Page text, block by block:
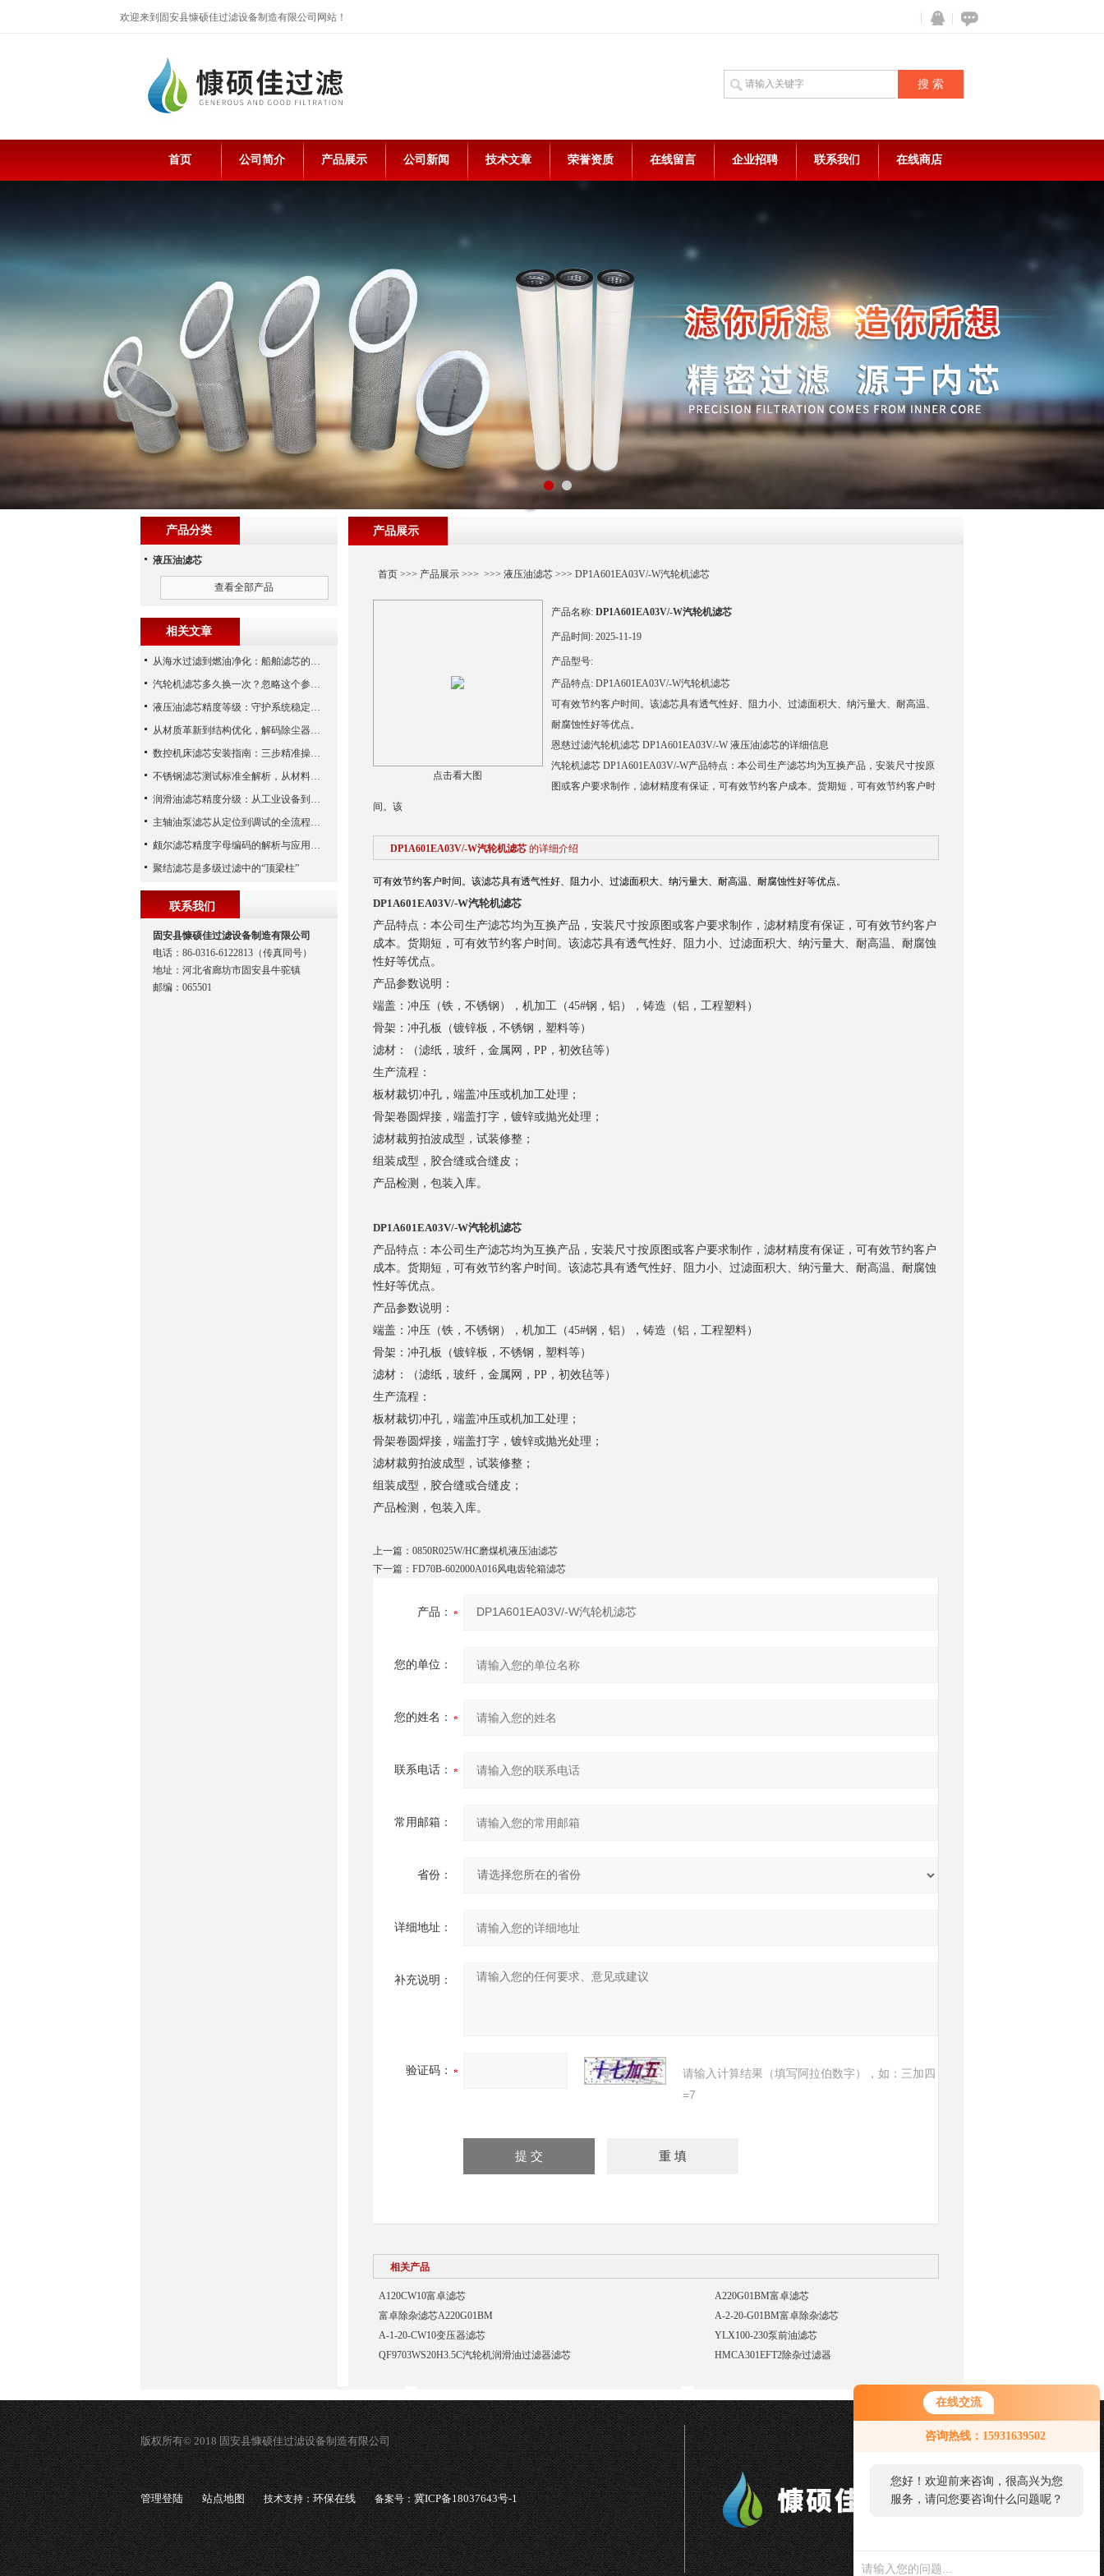
在线交流
咨询热线：15931639502
您好！欢迎前来咨询，很高兴为您
服务，请问您要咨询什么问题呢？
欢迎来到固安县慷硕佳过滤设备制造有限公司网站！
在线咨
QQ
首页 公司简介 产品展示 公司新闻 技术文章 荣誉资质 在线留言 企业招聘 联系我们 在线商店
产品展示
首页>>> 产品展示>>> >>> 液压油滤芯>>> DP1A601EA03V/-W汽轮机滤芯
点击看大图
产品名称: DP1A601EA03V/-W汽轮机滤芯
产品时间: 2025-11-19
产品型号:
产品特点: DP1A601EA03V/-W汽轮机滤芯
可有效节约客户时间。该滤芯具有透气性好、阻力小、过滤面积大、纳污量大、耐高温、
耐腐蚀性好等优点。
恩慈过滤汽轮机滤芯 DP1A601EA03V/-W 液压油滤芯的详细信息
汽轮机滤芯 DP1A601EA03V/-W产品特点：本公司生产滤芯均为互换产品，安装尺寸按原
图或客户要求制作，滤材精度有保证，可有效节约客户成本。货期短，可有效节约客户时
间。该
DP1A601EA03V/-W汽轮机滤芯 的详细介绍
可有效节约客户时间。该滤芯具有透气性好、阻力小、过滤面积大、纳污量大、耐高温、耐腐蚀性好等优点。
DP1A601EA03V/-W汽轮机滤芯
产品特点：本公司生产滤芯均为互换产品，安装尺寸按原图或客户要求制作，滤材精度有保证，可有效节约客户
成本。货期短，可有效节约客户时间。该滤芯具有透气性好、阻力小、过滤面积大、纳污量大、耐高温、耐腐蚀
性好等优点。
产品参数说明：
端盖：冲压（铁，不锈钢），机加工（45#钢，铝），铸造（铝，工程塑料）
骨架：冲孔板（镀锌板，不锈钢，塑料等）
滤材：（滤纸，玻纤，金属网，PP，初效毡等）
生产流程：
板材裁切冲孔，端盖冲压或机加工处理；
骨架卷圆焊接，端盖打字，镀锌或抛光处理；
滤材裁剪拍波成型，试装修整；
组装成型，胶合缝或合缝皮；
产品检测，包装入库。
DP1A601EA03V/-W汽轮机滤芯
产品特点：本公司生产滤芯均为互换产品，安装尺寸按原图或客户要求制作，滤材精度有保证，可有效节约客户
成本。货期短，可有效节约客户时间。该滤芯具有透气性好、阻力小、过滤面积大、纳污量大、耐高温、耐腐蚀
性好等优点。
产品参数说明：
端盖：冲压（铁，不锈钢），机加工（45#钢，铝），铸造（铝，工程塑料）
骨架：冲孔板（镀锌板，不锈钢，塑料等）
滤材：（滤纸，玻纤，金属网，PP，初效毡等）
生产流程：
板材裁切冲孔，端盖冲压或机加工处理；
骨架卷圆焊接，端盖打字，镀锌或抛光处理；
滤材裁剪拍波成型，试装修整；
组装成型，胶合缝或合缝皮；
产品检测，包装入库。
上一篇： 0850R025W/HC磨煤机液压油滤芯
下一篇： FD70B-602000A016风电齿轮箱滤芯
产品：
您的单位：
您的姓名：
联系电话：
常用邮箱：
省份：
详细地址：
补充说明：
验证码：
请输入计算结果（填写阿拉伯数字），如：三加四
=7
相关产品
A120CW10富卓滤芯
A220G01BM富卓滤芯
富卓除杂滤芯A220G01BM
A-2-20-G01BM富卓除杂滤芯
A-1-20-CW10变压器滤芯
YLX100-230泵前油滤芯
QF9703WS20H3.5C汽轮机润滑油过滤器滤芯
HMCA301EFT2除杂过滤器
产品分类
液压油滤芯
查看全部产品
相关文章
从海水过滤到燃油净化：船舶滤芯的多场景应用解析
汽轮机滤芯多久换一次？忽略这个参数，机组非停损失可能上百万！
液压油滤芯精度等级：守护系统稳定与寿命的“微米标尺”
从材质革新到结构优化，解码除尘器滤芯性能跃升的核心逻辑
数控机床滤芯安装指南：三步精准操作，杜绝设备“亚健康”
不锈钢滤芯测试标准全解析，从材料性能到应用场景的严苛验证
润滑油滤芯精度分级：从工业设备到精密系统的过滤密码
主轴油泵滤芯从定位到调试的全流程解析
颇尔滤芯精度字母编码的解析与应用指南
聚结滤芯是多级过滤中的“顶梁柱”
联系我们
固安县慷硕佳过滤设备制造有限公司
电话：86-0316-6122813（传真同号）
地址：河北省廊坊市固安县牛驼镇
邮编：065501
版权所有© 2018 固安县慷硕佳过滤设备制造有限公司
管理登陆 站点地图 技术支持：环保在线 备案号：冀ICP备18037643号-1